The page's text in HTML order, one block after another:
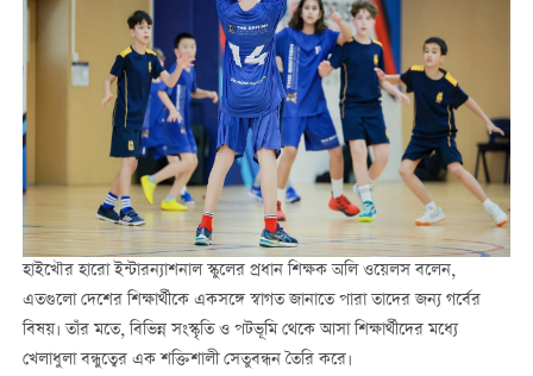
হাইখৌর হারো ইন্টারন্যাশনাল স্কুলের প্রধান শিক্ষক অলি ওয়েলস বলেন,
এতগুলো দেশের শিক্ষার্থীকে একসঙ্গে স্বাগত জানাতে পারা তাদের জন্য গর্বের
বিষয়। তাঁর মতে, বিভিন্ন সংস্কৃতি ও পটভূমি থেকে আসা শিক্ষার্থীদের মধ্যে
খেলাধুলা বন্ধুত্বের এক শক্তিশালী সেতুবন্ধন তৈরি করে।